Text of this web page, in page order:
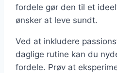
fordele gør den til et
ønsker at leve sundt.
Ved at inkludere
daglige rutine kan du
fordele. Prøv at